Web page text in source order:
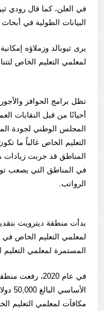
في العلن، كما قال رودي
البيانات الطولية في
يرى ثيوبالد وزملاؤه
لمعلمي التعليم الخاص
تظل برامج الحوافز
أحيانًا من قبل النقابات
المجلس الوطني لجودة
التعليم الخاص غالباً ما
المناطق قد جربت زيادات
في المناطق التي يصعب
الرواتب.
المستمرة لمعلمي التعليم
في عام 2020،
مكافآت لمعلمي التعليم